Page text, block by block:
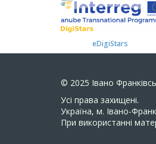
eDigiStars
© 2025 Івано
Усi права захищенi.
Україна, м. Івано-
При використанні